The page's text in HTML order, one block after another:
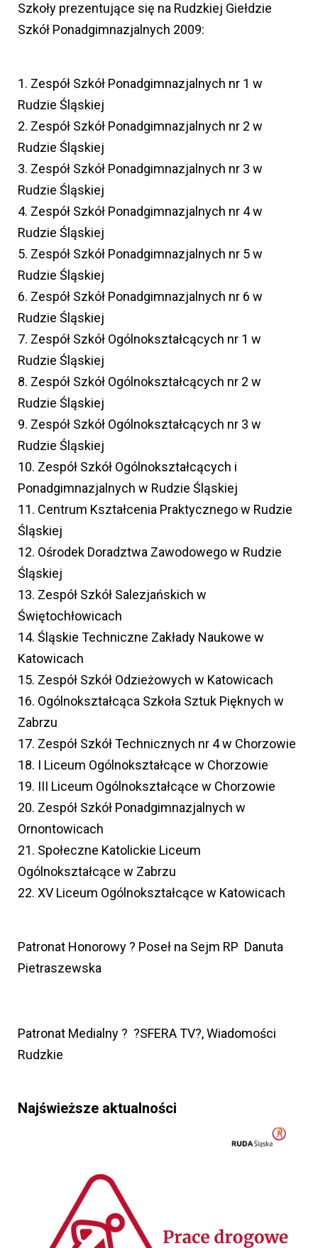
Szkoły prezentujące się na Rudzkiej Giełdzie
Szkół Ponadgimnazjalnych 2009:
1. Zespół Szkół Ponadgimnazjalnych nr 1 w
Rudzie Śląskiej
2. Zespół Szkół Ponadgimnazjalnych nr 2 w
Rudzie Śląskiej
3. Zespół Szkół Ponadgimnazjalnych nr 3 w
Rudzie Śląskiej
4. Zespół Szkół Ponadgimnazjalnych nr 4 w
Rudzie Śląskiej
5. Zespół Szkół Ponadgimnazjalnych nr 5 w
Rudzie Śląskiej
6. Zespół Szkół Ponadgimnazjalnych nr 6 w
Rudzie Śląskiej
7. Zespół Szkół Ogólnokształcących nr 1 w
Rudzie Śląskiej
8. Zespół Szkół Ogólnokształcących nr 2 w
Rudzie Śląskiej
9. Zespół Szkół Ogólnokształcących nr 3 w
Rudzie Śląskiej
10. Zespół Szkół Ogólnokształcących i
Ponadgimnazjalnych w Rudzie Śląskiej
11. Centrum Kształcenia Praktycznego w Rudzie
Śląskiej
12. Ośrodek Doradztwa Zawodowego w Rudzie
Śląskiej
13. Zespół Szkół Salezjańskich w
Świętochłowicach
14. Śląskie Techniczne Zakłady Naukowe w
Katowicach
15. Zespół Szkół Odzieżowych w Katowicach
16. Ogólnokształcąca Szkoła Sztuk Pięknych w
Zabrzu
17. Zespół Szkół Technicznych nr 4 w Chorzowie
18. I Liceum Ogólnokształcące w Chorzowie
19. III Liceum Ogólnokształcące w Chorzowie
20. Zespół Szkół Ponadgimnazjalnych w
Ornontowicach
21. Społeczne Katolickie Liceum
Ogólnokształcące w Zabrzu
22. XV Liceum Ogólnokształcące w Katowicach
Patronat Honorowy ? Poseł na Sejm RP Danuta
Pietraszewska
Patronat Medialny ? ?SFERA TV?, Wiadomości
Rudzkie
Najświeższe aktualności